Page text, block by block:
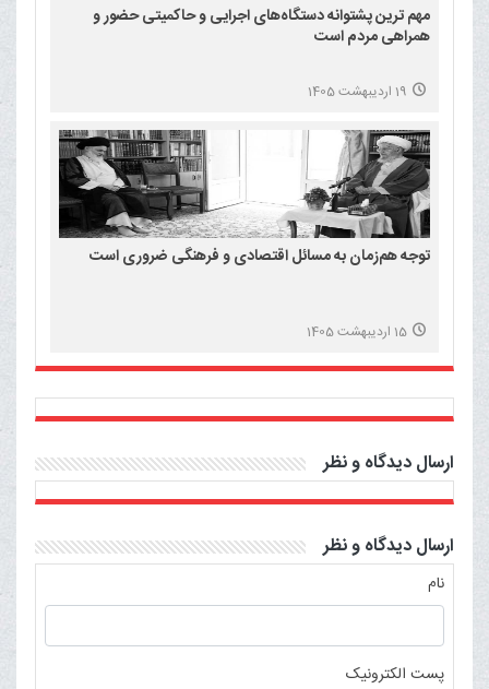
مهم ترین پشتوانه دستگاه‌های اجرایی و حاکمیتی حضور و
همراهی مردم است
19 اردیبهشت 1405
توجه هم‌زمان به مسائل اقتصادی و فرهنگی ضروری است
15 اردیبهشت 1405
ارسال دیدگاه و نظر
ارسال دیدگاه و نظر
نام
پست الکترونیک